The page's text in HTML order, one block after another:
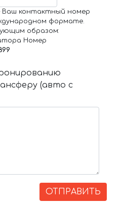
контактный номер
формате.
образом:
Номер
(авто с
ОТПРАВИТЬ